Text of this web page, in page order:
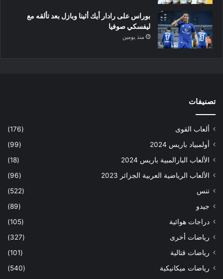
بوراس على رادار أيك أثينا وبازل بعد تألقه مع
ليفسكي صوفيا
منذ يومين
تصنيفات
ألعاب القوى
(176)
أولمبياد باريس 2024
(99)
الألعاب البارالمبية باريس 2024
(18)
الألعاب الرياضية العربية الجزائر 2023
(96)
تنس
(522)
جيدو
(89)
دراجات هوائية
(105)
رياضات أخرى
(327)
رياضات قتالية
(101)
رياضات ميكانيكية
(540)